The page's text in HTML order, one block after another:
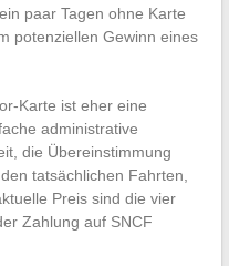
paar Tagen ohne Karte
potenziellen Gewinn eines
Karte ist eher eine
administrative
die Übereinstimmung
tatsächlichen Fahrten,
Preis sind die vier
Zahlung auf SNCF